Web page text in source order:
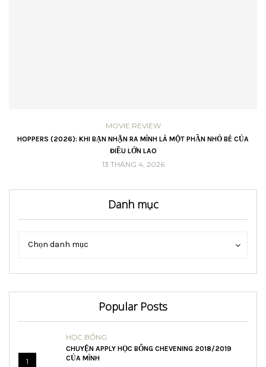
MOVIE REVIEW
HOPPERS (2026): KHI BẠN NHẬN RA MÌNH LÀ MỘT PHẦN NHỎ BÉ CỦA
ĐIỀU LỚN LAO
13 THÁNG 4, 2026
Danh mục
Danh
Chọn danh mục
Danh
Popular Posts
1
HỌC BỔNG
CHUYỆN APPLY HỌC BỔNG CHEVENING 2018/2019
CỦA MÌNH